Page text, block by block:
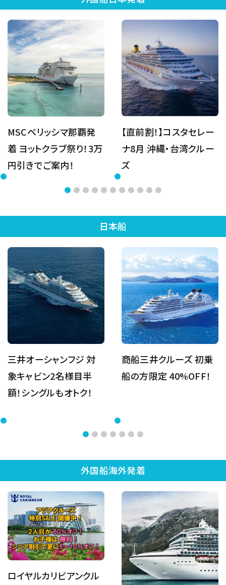
MSCベリッシマ那覇発
着 ヨットクラブ祭り！3万
円引きでご案内！
【直前割！】コスタセレー
ナ8月 沖縄・台湾クルー
ズ
日本船
三井オーシャンフジ 対
象キャビン2名様目半
額！シングルもオトク！
商船三井クルーズ 初乗
船の方限定 40%OFF！
外国船海外発着
ロイヤルカリビアンクル